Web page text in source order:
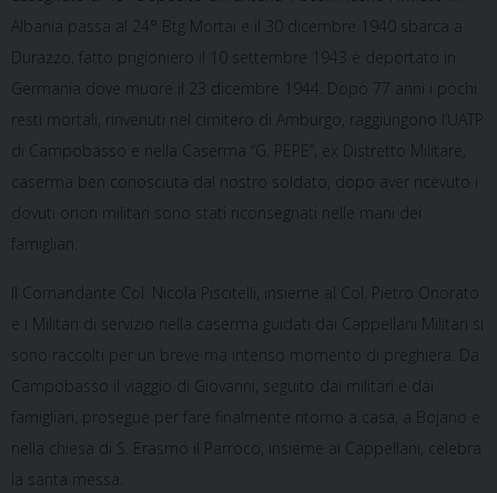
Albania passa al 24° Btg Mortai e il 30 dicembre 1940 sbarca a
Durazzo, fatto prigioniero il 10 settembre 1943 è deportato in
Germania dove muore il 23 dicembre 1944. Dopo 77 anni i pochi
resti mortali, rinvenuti nel cimitero di Amburgo, raggiungono l’UATP
di Campobasso e nella Caserma “G. PEPE”, ex Distretto Militare,
caserma ben conosciuta dal nostro soldato, dopo aver ricevuto i
dovuti onori militari sono stati riconsegnati nelle mani dei
famigliari.
Il Comandante Col. Nicola Piscitelli, insieme al Col. Pietro Onorato
e i Militari di servizio nella caserma guidati dai Cappellani Militari si
sono raccolti per un breve ma intenso momento di preghiera. Da
Campobasso il viaggio di Giovanni, seguito dai militari e dai
famigliari, prosegue per fare finalmente ritorno a casa, a Bojano e
nella chiesa di S. Erasmo il Parroco, insieme ai Cappellani, celebra
la santa messa.